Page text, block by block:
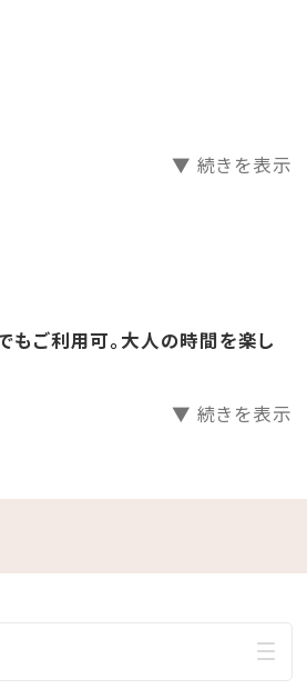
イプール（通年営業）
、流れるプール、お子様用プール
では営業時間中にソフトドリン
テナンスの為ウォータースライダ
▼ 続きを表示
もご利用可。大人の時間を楽し
▼ 続きを表示